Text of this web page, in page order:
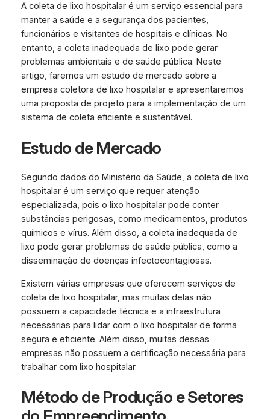
A coleta de lixo hospitalar é um serviço essencial para
manter a saúde e a segurança dos pacientes,
funcionários e visitantes de hospitais e clínicas. No
entanto, a coleta inadequada de lixo pode gerar
problemas ambientais e de saúde pública. Neste
artigo, faremos um estudo de mercado sobre a
empresa coletora de lixo hospitalar e apresentaremos
uma proposta de projeto para a implementação de um
sistema de coleta eficiente e sustentável.
Estudo de Mercado
Segundo dados do Ministério da Saúde, a coleta de lixo
hospitalar é um serviço que requer atenção
especializada, pois o lixo hospitalar pode conter
substâncias perigosas, como medicamentos, produtos
químicos e vírus. Além disso, a coleta inadequada de
lixo pode gerar problemas de saúde pública, como a
disseminação de doenças infectocontagiosas.
Existem várias empresas que oferecem serviços de
coleta de lixo hospitalar, mas muitas delas não
possuem a capacidade técnica e a infraestrutura
necessárias para lidar com o lixo hospitalar de forma
segura e eficiente. Além disso, muitas dessas
empresas não possuem a certificação necessária para
trabalhar com lixo hospitalar.
Método de Produção e Setores